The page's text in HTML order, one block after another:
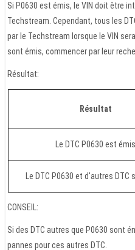
Si P0630 est émis, le VIN doit être
Techstream. Cependant, tous les
par le Techstream lorsque le VIN
sont émis, commencer par leur
Résultat:
Résultat
Le DTC P0630 est émis
Le DTC P0630 et d'autres DTC
CONSEIL:
Si des DTC autres que P0630 sont
pannes pour ces autres DTC.